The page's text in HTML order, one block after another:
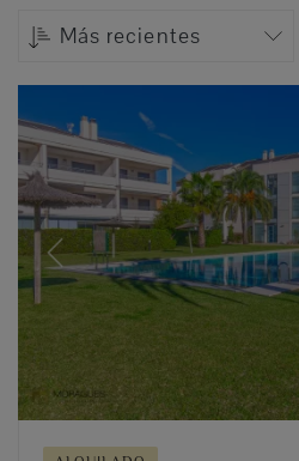
Más recientes
Previous